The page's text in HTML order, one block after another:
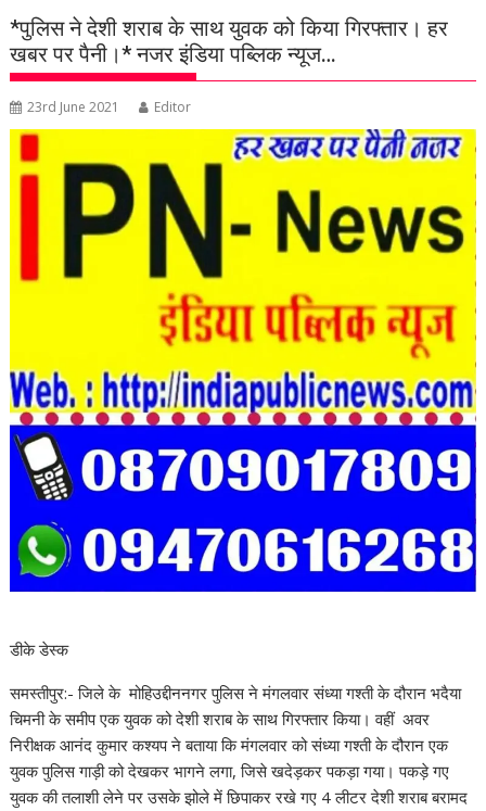
*पुलिस ने देशी शराब के साथ युवक को किया गिरफ्तार। हर
खबर पर पैनी।* नजर इंडिया पब्लिक न्यूज…
23rd June 2021 Editor
डीके डेस्क
समस्तीपुर:- जिले के मोहिउद्दीननगर पुलिस ने मंगलवार संध्या गश्ती के दौरान भदैया
चिमनी के समीप एक युवक को देशी शराब के साथ गिरफ्तार किया। वहीं अवर
निरीक्षक आनंद कुमार कश्यप ने बताया कि मंगलवार को संध्या गश्ती के दौरान एक
युवक पुलिस गाड़ी को देखकर भागने लगा, जिसे खदेड़कर पकड़ा गया। पकड़े गए
युवक की तलाशी लेने पर उसके झोले में छिपाकर रखे गए 4 लीटर देशी शराब बरामद